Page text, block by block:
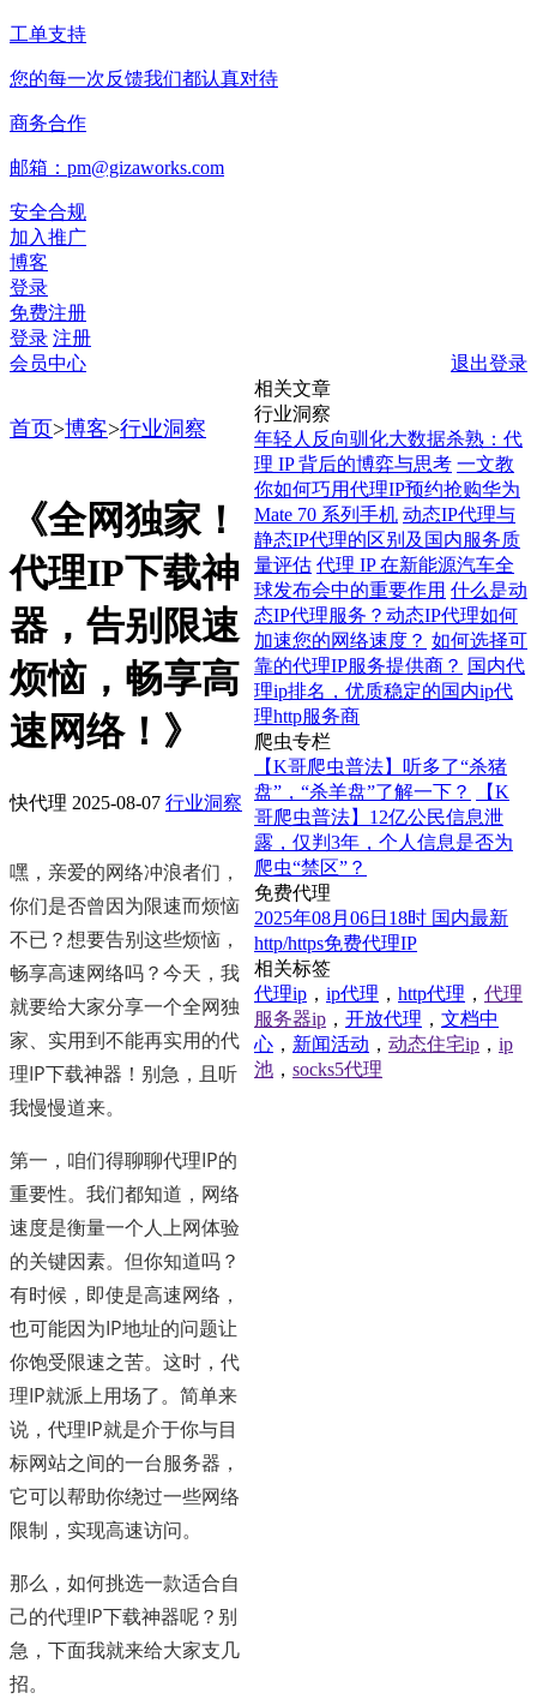
工单支持
您的每一次反馈我们都认真对待
商务合作
邮箱：pm@gizaworks.com
安全合规
加入推广
博客
登录
免费注册
登录 注册
会员中心
退出登录
首页>博客>行业洞察
《全网独家！
代理IP下载神
器，告别限速
烦恼，畅享高
速网络！》
快代理 2025-08-07 行业洞察
嘿，亲爱的网络冲浪者们，
你们是否曾因为限速而烦恼
不已？想要告别这些烦恼，
畅享高速网络吗？今天，我
就要给大家分享一个全网独
家、实用到不能再实用的代
理IP下载神器！别急，且听
我慢慢道来。
第一，咱们得聊聊代理IP的
重要性。我们都知道，网络
速度是衡量一个人上网体验
的关键因素。但你知道吗？
有时候，即使是高速网络，
也可能因为IP地址的问题让
你饱受限速之苦。这时，代
理IP就派上用场了。简单来
说，代理IP就是介于你与目
标网站之间的一台服务器，
它可以帮助你绕过一些网络
限制，实现高速访问。
那么，如何挑选一款适合自
己的代理IP下载神器呢？别
急，下面我就来给大家支几
招。
相关文章
行业洞察
年轻人反向驯化大数据杀熟：代
理 IP 背后的博弈与思考 一文教
你如何巧用代理IP预约抢购华为
Mate 70 系列手机 动态IP代理与
静态IP代理的区别及国内服务质
量评估 代理 IP 在新能源汽车全
球发布会中的重要作用 什么是动
态IP代理服务？动态IP代理如何
加速您的网络速度？ 如何选择可
靠的代理IP服务提供商？ 国内代
理ip排名，优质稳定的国内ip代
理http服务商
爬虫专栏
【K哥爬虫普法】听多了“杀猪
盘”，“杀羊盘”了解一下？
【K
哥爬虫普法】12亿公民信息泄
露，仅判3年，个人信息是否为
爬虫“禁区”？
免费代理
2025年08月06日18时 国内最新
http/https免费代理IP
相关标签
代理ip ，ip代理 ，http代理 ，代理
服务器ip ，开放代理 ，文档中
心 ， 新闻活动 ，动态住宅ip ，ip
池 ，socks5代理